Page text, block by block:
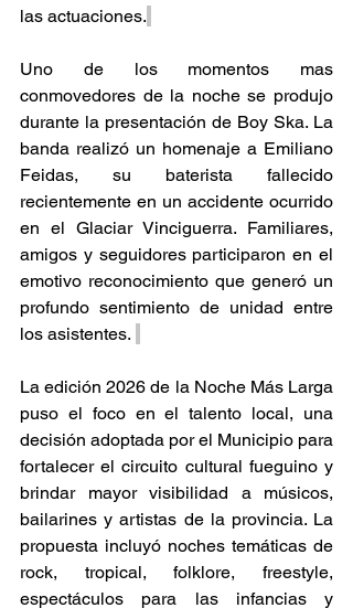
las actuaciones.
Uno de los momentos mas
conmovedores de la noche se produjo
durante la presentación de Boy Ska. La
banda realizó un homenaje a Emiliano
Feidas, su baterista fallecido
recientemente en un accidente ocurrido
en el Glaciar Vinciguerra. Familiares,
amigos y seguidores participaron en el
emotivo reconocimiento que generó un
profundo sentimiento de unidad entre
los asistentes.
La edición 2026 de la Noche Más Larga
puso el foco en el talento local, una
decisión adoptada por el Municipio para
fortalecer el circuito cultural fueguino y
brindar mayor visibilidad a músicos,
bailarines y artistas de la provincia. La
propuesta incluyó noches temáticas de
rock, tropical, folklore, freestyle,
espectáculos para las infancias y